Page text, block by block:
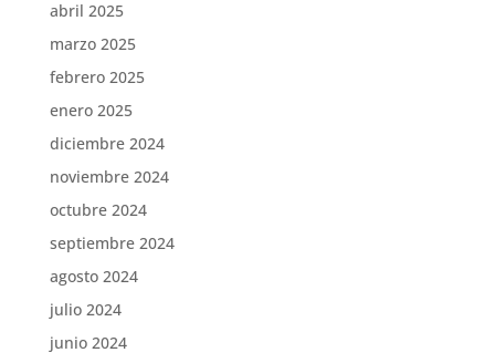
abril 2025
marzo 2025
febrero 2025
enero 2025
diciembre 2024
noviembre 2024
octubre 2024
septiembre 2024
agosto 2024
julio 2024
junio 2024